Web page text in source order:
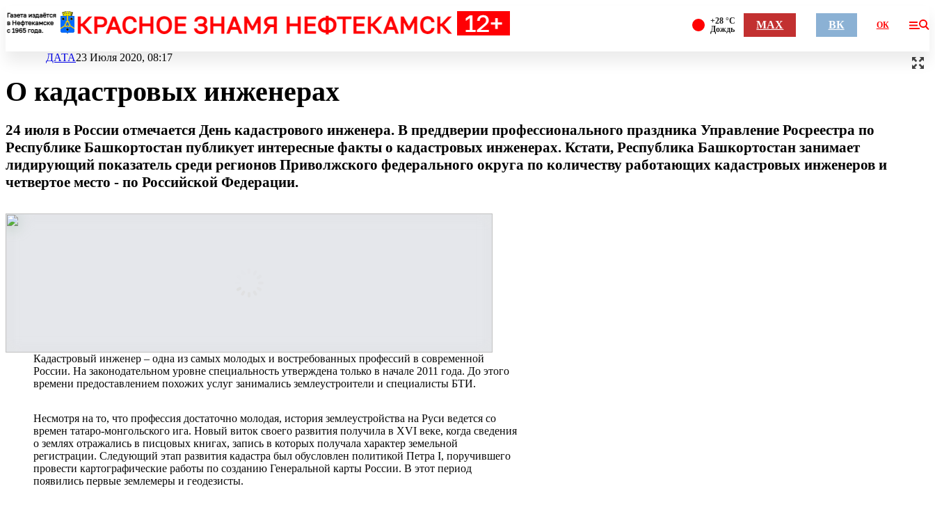
+28 °С
Дождь
MAX ВК ОК
ДАТА23 Июля 2020, 08:17
О кадастровых инженерах
24 июля в России отмечается День кадастрового инженера. В преддверии профессионального праздника Управление Росреестра по
Республике Башкортостан публикует интересные факты о кадастровых инженерах. Кстати, Республика Башкортостан занимает
лидирующий показатель среди регионов Приволжского федерального округа по количеству работающих кадастровых инженеров и
четвертое место - по Российской Федерации.
Кадастровый инженер – одна из самых молодых и востребованных профессий в современной
России. На законодательном уровне специальность утверждена только в начале 2011 года. До этого
времени предоставлением похожих услуг занимались землеустроители и специалисты БТИ.
Несмотря на то, что профессия достаточно молодая, история землеустройства на Руси ведется со
времен татаро-монгольского ига. Новый виток своего развития получила в XVI веке, когда сведения
о землях отражались в писцовых книгах, запись в которых получала характер земельной
регистрации. Следующий этап развития кадастра был обусловлен политикой Петра I, поручившего
провести картографические работы по созданию Генеральной карты России. В этот период
появились первые землемеры и геодезисты.